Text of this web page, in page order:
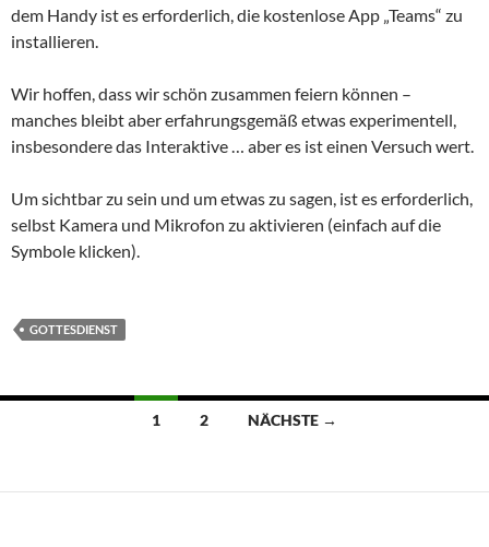
dem Handy ist es erforderlich, die kostenlose App „Teams“ zu
installieren.
Wir hoffen, dass wir schön zusammen feiern können –
manches bleibt aber erfahrungsgemäß etwas experimentell,
insbesondere das Interaktive … aber es ist einen Versuch wert.
Um sichtbar zu sein und um etwas zu sagen, ist es erforderlich,
selbst Kamera und Mikrofon zu aktivieren (einfach auf die
Symbole klicken).
GOTTESDIENST
Beitragsnavigation
1 2 NÄCHSTE →